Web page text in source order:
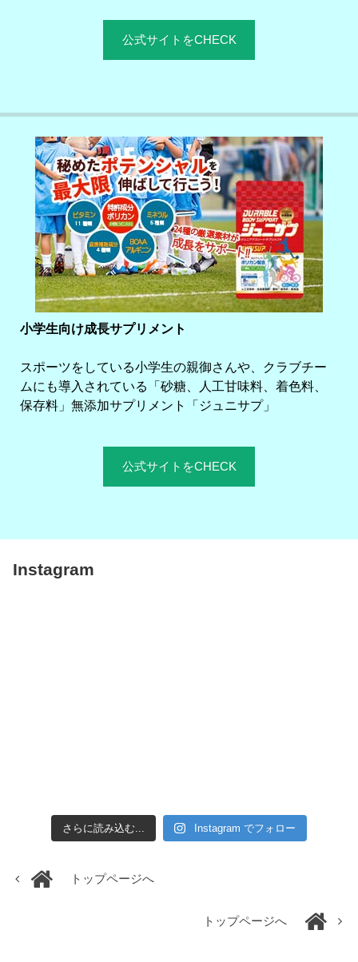
公式サイトをCHECK
小学生向け成長サプリメント
スポーツをしている小学生の親御さんや、クラブチー
ムにも導入されている「砂糖、人工甘味料、着色料、
保存料」無添加サプリメント「ジュニサプ」
公式サイトをCHECK
Instagram
さらに読み込む... Instagram でフォロー
トップページへ
トップページへ